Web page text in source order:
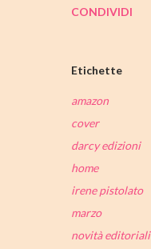
CONDIVIDI
Etichette
amazon
cover
darcy edizioni
home
irene pistolato
marzo
novità editoriali